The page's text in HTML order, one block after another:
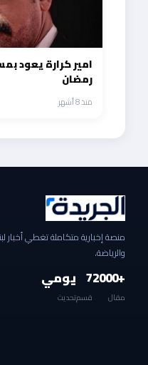
امير كرارة يعود
رمضان
منذ 8 أشهر
منصة إخبارية متكاملة تغطي أخبار
والرياضة.
+2000
مقال
7
قسم
يومي
تحديث